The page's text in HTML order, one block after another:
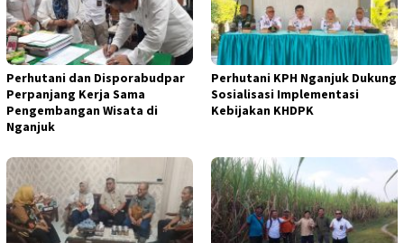
Perhutani dan Disporabudpar
Perpanjang Kerja Sama
Pengembangan Wisata di
Nganjuk
Perhutani KPH Nganjuk Dukung
Sosialisasi Implementasi
Kebijakan KHDPK